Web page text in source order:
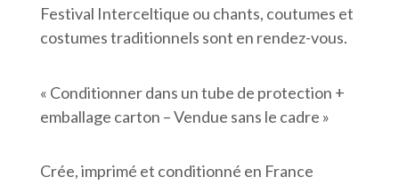
Festival Interceltique ou chants, coutumes et
costumes traditionnels sont en rendez-vous.
« Conditionner dans un tube de protection +
emballage carton – Vendue sans le cadre »
Crée, imprimé et conditionné en France